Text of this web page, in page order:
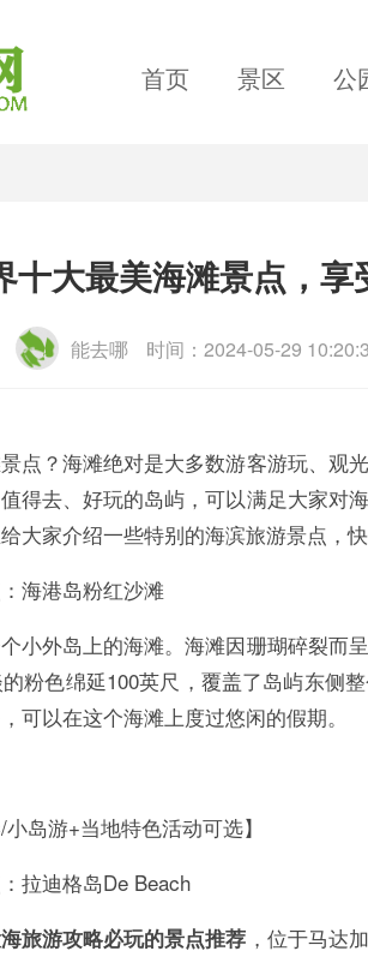
首页 景区 公
十大最美海滩景点，
能去哪 时间：2024-05-29
点？海滩绝对是大多数游客游玩、观
得去、好玩的岛屿，可以满足大家对
大家介绍一些特别的海滨旅游景点，快
海港岛粉红沙滩
小外岛上的海滩。海滩因珊瑚碎裂而
的粉色绵延100英尺，覆盖了岛屿东侧
可以在这个海滩上度过悠闲的假期。
岛游+当地特色活动可选】
拉迪格岛De Beach
旅游攻略必玩的景点推荐 ，位于马达